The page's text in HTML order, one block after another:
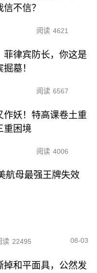
不信？
阅读 4621
菲律宾防长，你这是
墓！
阅读 6567
作妖！特高课卷土重
重困境
阅读 4006
航母最强王牌失效
读 22495 08-03
掉和平面具，公然发